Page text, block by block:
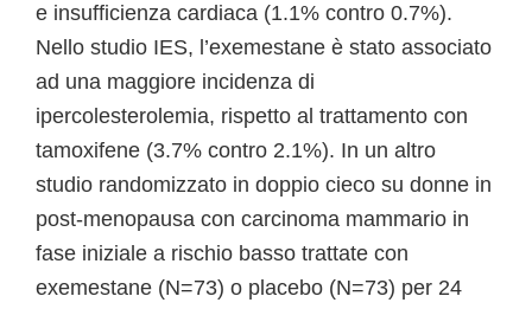
e insufficienza cardiaca (1.1% contro 0.7%).
Nello studio IES, l’exemestane è stato associato
ad una maggiore incidenza di
ipercolesterolemia, rispetto al trattamento con
tamoxifene (3.7% contro 2.1%). In un altro
studio randomizzato in doppio cieco su donne in
post-menopausa con carcinoma mammario in
fase iniziale a rischio basso trattate con
exemestane (N=73) o placebo (N=73) per 24